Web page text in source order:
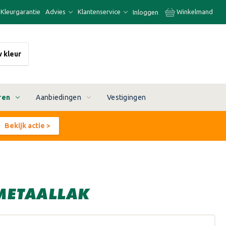
Kleurgarantie Advies Klantenservice Inloggen Winkelmand
kleur
Aanbiedingen Vestigingen
Bekijk actie >